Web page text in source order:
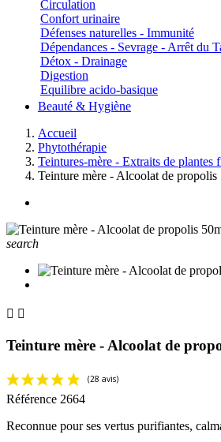
Circulation
Confort urinaire
Défenses naturelles - Immunité
Dépendances - Sevrage - Arrêt du
Détox - Drainage
Digestion
Equilibre acido-basique
Beauté & Hygiène
Accueil
Phytothérapie
Teintures-mère - Extraits de plantes
Teinture mère - Alcoolat de
search
 
Teinture mère - Alcoolat de
Référence 2664
Reconnue pour ses vertus purifiantes,